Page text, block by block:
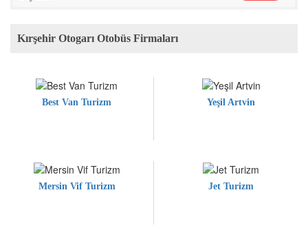
Kırşehir Otogarı Otobüs Firmaları
Best Van Turizm Yeşil Artvin
Mersin Vif Turizm Jet Turizm